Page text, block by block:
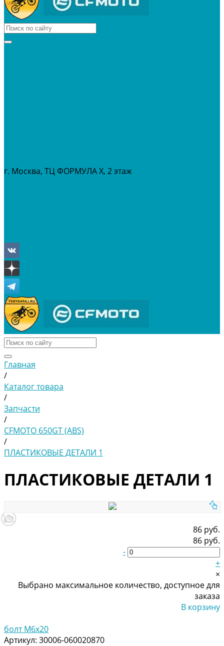
г. Москва, ТЦ ФОРМУЛА Х, 2 этаж
Главная
/
Каталог товара
/
Запчасти
/
CFMOTO 650GT (ABS)
/
ПЛАСТИКОВЫЕ ДЕТАЛИ 1
ПЛАСТИКОВЫЕ ДЕТАЛИ 1
86 руб.
86 руб.
-
+
×
Выбрано максимальное количество, доступное для
заказа
В корзину
болт M6x20
Артикул: 30006-060020870